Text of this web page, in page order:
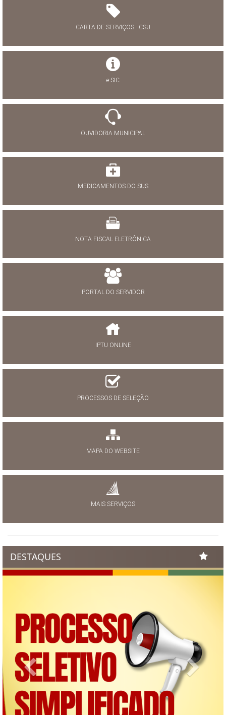
CARTA DE SERVIÇOS - CSU
e-SIC
OUVIDORIA MUNICIPAL
MEDICAMENTOS DO SUS
NOTA FISCAL ELETRÔNICA
PORTAL DO SERVIDOR
IPTU ONLINE
PROCESSOS DE SELEÇÃO
MAPA DO WEBSITE
MAIS SERVIÇOS
DESTAQUES
Previous Next